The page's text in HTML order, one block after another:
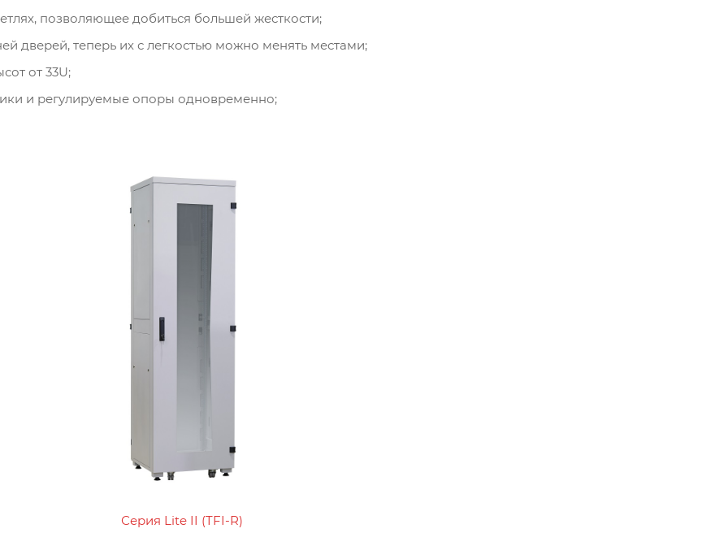
позволяющее добиться большей жесткости;
дверей, теперь их с легкостью можно менять местами;
от 33U;
и регулируемые опоры одновременно;
Серия Lite II (TFI-R)